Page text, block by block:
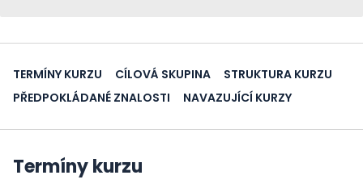
TERMÍNY KURZU CÍLOVÁ SKUPINA
STRUKTURA KURZU
PŘEDPOKLÁDANÉ ZNALOSTI
NAVAZUJÍCÍ KURZY
Termíny kurzu